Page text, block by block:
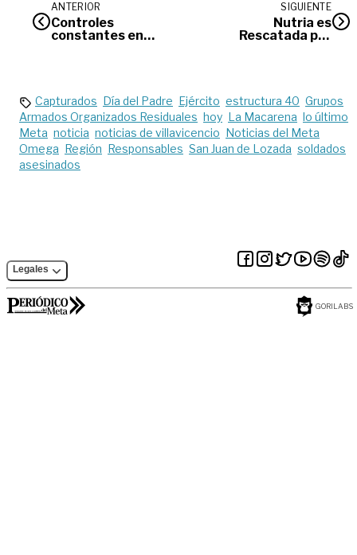
ANTERIOR
Controles
constantes en
SIGUIENTE
Nutria es
Rescatada por
Capturados Día del Padre Ejército estructura 40 Grupos
Armados Organizados Residuales hoy La Macarena lo último
Meta noticia noticias de villavicencio Noticias del Meta
Omega Región Responsables San Juan de Lozada soldados
asesinados
Legales
GORILABS